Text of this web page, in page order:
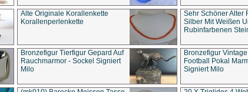
Alte Originale Korallenkette
Korallenperlenkette
Sehr Schöner Alter
Silber Mit Weißen
Rubinfarbenen
Bronzefigur Tierfigur Gepard Auf
Rauchmarmor - Sockel Signiert
Milo
Bronzefigur
Football Pokal
Signiert Milo